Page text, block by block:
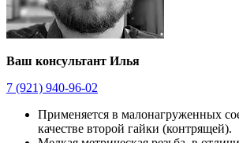
Ваш консультант Илья
7 (921) 940-96-02
Применяется в малонагруженных
качестве второй гайки (контрящей).